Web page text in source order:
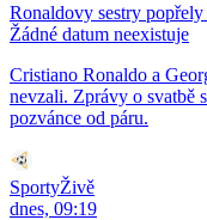
Ronaldovy sestry
Žádné datum neexistuje
Cristiano Ronaldo a
nevzali. Zprávy o svatbě
pozvánce od páru.
SportyŽivě
dnes, 09:19